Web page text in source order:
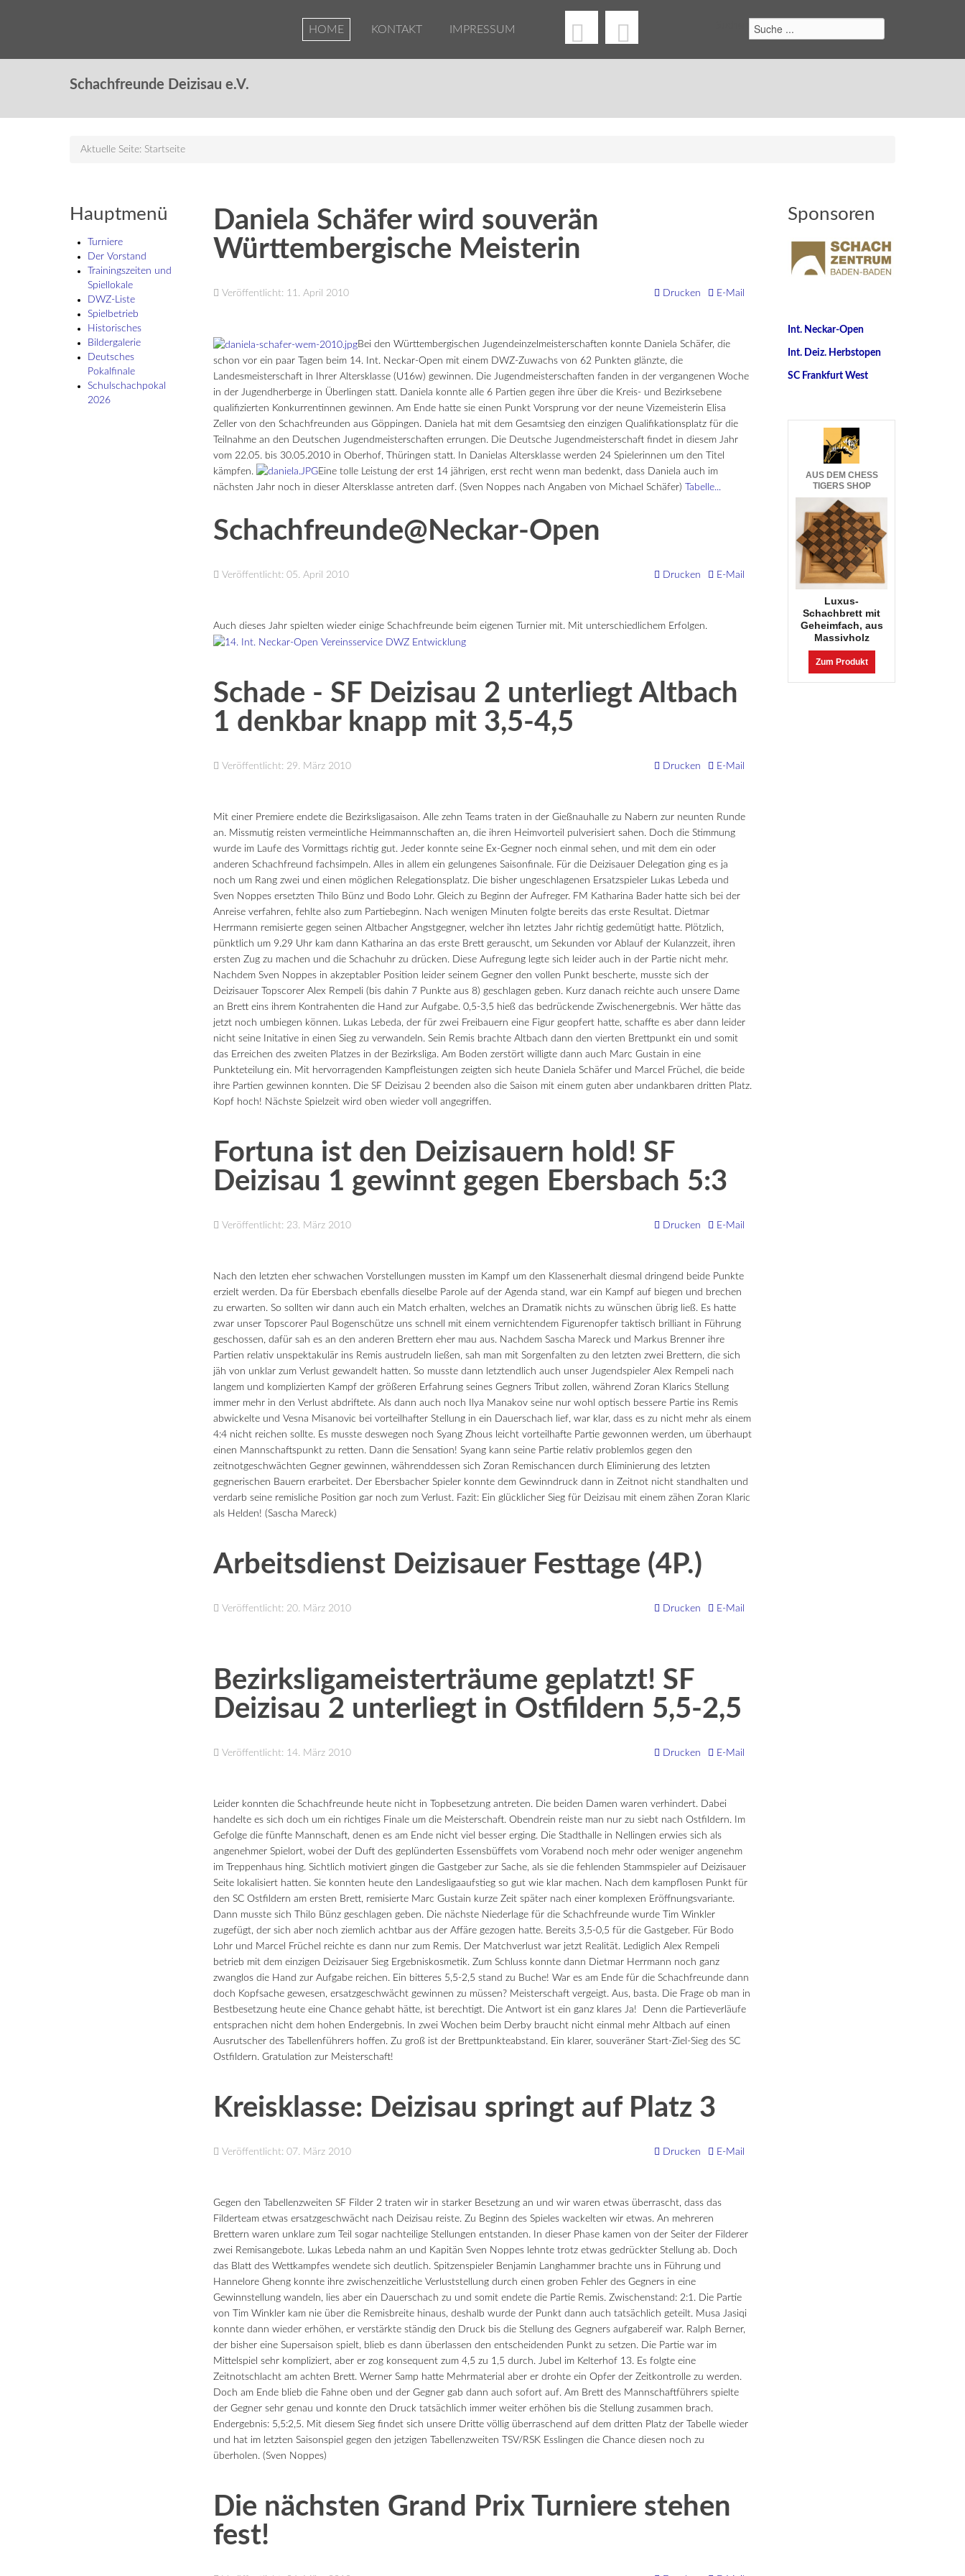
HOME KONTAKT IMPRESSUM
Schachfreunde Deizisau e.V.
Aktuelle Seite: Startseite
Daniela Schäfer wird souverän
Württembergische Meisterin
Drucken E-Mail
Veröffentlicht: 11. April 2010
Bei den Württembergischen Jugendeinzelmeisterschaften konnte Daniela Schäfer, die
schon vor ein paar Tagen beim 14. Int. Neckar-Open mit einem DWZ-Zuwachs von 62 Punkten glänzte, die
Landesmeisterschaft in Ihrer Altersklasse (U16w) gewinnen. Die Jugendmeisterschaften fanden in der vergangenen Woche
in der Jugendherberge in Überlingen statt. Daniela konnte alle 6 Partien gegen ihre über die Kreis- und Bezirksebene
qualifizierten Konkurrentinnen gewinnen. Am Ende hatte sie einen Punkt Vorsprung vor der neune Vizemeisterin Elisa
Zeller von den Schachfreunden aus Göppingen. Daniela hat mit dem Gesamtsieg den einzigen Qualifikationsplatz für die
Teilnahme an den Deutschen Jugendmeisterschaften errungen. Die Deutsche Jugendmeisterschaft findet in diesem Jahr
vom 22.05. bis 30.05.2010 in Oberhof, Thüringen statt. In Danielas Altersklasse werden 24 Spielerinnen um den Titel
kämpfen.
Eine tolle Leistung der erst 14 jährigen, erst recht wenn man bedenkt, dass Daniela auch im
nächsten Jahr noch in dieser Altersklasse antreten darf. (Sven Noppes nach Angaben von Michael Schäfer)
Tabelle...
Schachfreunde@Neckar-Open
Drucken E-Mail
Veröffentlicht: 05. April 2010
Auch dieses Jahr spielten wieder einige Schachfreunde beim eigenen Turnier mit. Mit unterschiedlichem Erfolgen.
Schade - SF Deizisau 2 unterliegt Altbach
1 denkbar knapp mit 3,5-4,5
Drucken E-Mail
Veröffentlicht: 29. März 2010
Mit einer Premiere endete die Bezirksligasaison. Alle zehn Teams traten in der Gießnauhalle zu Nabern zur neunten Runde
an. Missmutig reisten vermeintliche Heimmannschaften an, die ihren Heimvorteil pulverisiert sahen. Doch die Stimmung
wurde im Laufe des Vormittags richtig gut. Jeder konnte seine Ex-Gegner noch einmal sehen, und mit dem ein oder
anderen Schachfreund fachsimpeln. Alles in allem ein gelungenes Saisonfinale. Für die Deizisauer Delegation ging es ja
noch um Rang zwei und einen möglichen Relegationsplatz. Die bisher ungeschlagenen Ersatzspieler Lukas Lebeda und
Sven Noppes ersetzten Thilo Bünz und Bodo Lohr. Gleich zu Beginn der Aufreger. FM Katharina Bader hatte sich bei der
Anreise verfahren, fehlte also zum Partiebeginn. Nach wenigen Minuten folgte bereits das erste Resultat. Dietmar
Herrmann remisierte gegen seinen Altbacher Angstgegner, welcher ihn letztes Jahr richtig gedemütigt hatte. Plötzlich,
pünktlich um 9.29 Uhr kam dann Katharina an das erste Brett gerauscht, um Sekunden vor Ablauf der Kulanzzeit, ihren
ersten Zug zu machen und die Schachuhr zu drücken. Diese Aufregung legte sich leider auch in der Partie nicht mehr.
Nachdem Sven Noppes in akzeptabler Position leider seinem Gegner den vollen Punkt bescherte, musste sich der
Deizisauer Topscorer Alex Rempeli (bis dahin 7 Punkte aus 8) geschlagen geben. Kurz danach reichte auch unsere Dame
an Brett eins ihrem Kontrahenten die Hand zur Aufgabe. 0,5-3,5 hieß das bedrückende Zwischenergebnis. Wer hätte das
jetzt noch umbiegen können. Lukas Lebeda, der für zwei Freibauern eine Figur geopfert hatte, schaffte es aber dann leider
nicht seine Initative in einen Sieg zu verwandeln. Sein Remis brachte Altbach dann den vierten Brettpunkt ein und somit
das Erreichen des zweiten Platzes in der Bezirksliga. Am Boden zerstört willigte dann auch Marc Gustain in eine
Punkteteilung ein. Mit hervorragenden Kampfleistungen zeigten sich heute Daniela Schäfer und Marcel Früchel, die beide
ihre Partien gewinnen konnten. Die SF Deizisau 2 beenden also die Saison mit einem guten aber undankbaren dritten Platz.
Kopf hoch! Nächste Spielzeit wird oben wieder voll angegriffen.
Fortuna ist den Deizisauern hold! SF
Deizisau 1 gewinnt gegen Ebersbach 5:3
Drucken E-Mail
Veröffentlicht: 23. März 2010
Nach den letzten eher schwachen Vorstellungen mussten im Kampf um den Klassenerhalt diesmal dringend beide Punkte
erzielt werden. Da für Ebersbach ebenfalls dieselbe Parole auf der Agenda stand, war ein Kampf auf biegen und brechen
zu erwarten. So sollten wir dann auch ein Match erhalten, welches an Dramatik nichts zu wünschen übrig ließ. Es hatte
zwar unser Topscorer Paul Bogenschütze uns schnell mit einem vernichtendem Figurenopfer taktisch brilliant in Führung
geschossen, dafür sah es an den anderen Brettern eher mau aus. Nachdem Sascha Mareck und Markus Brenner ihre
Partien relativ unspektakulär ins Remis austrudeln ließen, sah man mit Sorgenfalten zu den letzten zwei Brettern, die sich
jäh von unklar zum Verlust gewandelt hatten. So musste dann letztendlich auch unser Jugendspieler Alex Rempeli nach
langem und komplizierten Kampf der größeren Erfahrung seines Gegners Tribut zollen, während Zoran Klarics Stellung
immer mehr in den Verlust abdriftete. Als dann auch noch Ilya Manakov seine nur wohl optisch bessere Partie ins Remis
abwickelte und Vesna Misanovic bei vorteilhafter Stellung in ein Dauerschach lief, war klar, dass es zu nicht mehr als einem
4:4 nicht reichen sollte. Es musste deswegen noch Syang Zhous leicht vorteilhafte Partie gewonnen werden, um überhaupt
einen Mannschaftspunkt zu retten. Dann die Sensation! Syang kann seine Partie relativ problemlos gegen den
zeitnotgeschwächten Gegner gewinnen, währenddessen sich Zoran Remischancen durch Eliminierung des letzten
gegnerischen Bauern erarbeitet. Der Ebersbacher Spieler konnte dem Gewinndruck dann in Zeitnot nicht standhalten und
verdarb seine remisliche Position gar noch zum Verlust. Fazit: Ein glücklicher Sieg für Deizisau mit einem zähen Zoran Klaric
als Helden! (Sascha Mareck)
Arbeitsdienst Deizisauer Festtage (4P.)
Drucken E-Mail
Veröffentlicht: 20. März 2010
Bezirksligameisterträume geplatzt! SF
Deizisau 2 unterliegt in Ostfildern 5,5-2,5
Drucken E-Mail
Veröffentlicht: 14. März 2010
Leider konnten die Schachfreunde heute nicht in Topbesetzung antreten. Die beiden Damen waren verhindert. Dabei
handelte es sich doch um ein richtiges Finale um die Meisterschaft. Obendrein reiste man nur zu siebt nach Ostfildern. Im
Gefolge die fünfte Mannschaft, denen es am Ende nicht viel besser erging. Die Stadthalle in Nellingen erwies sich als
angenehmer Spielort, wobei der Duft des geplünderten Essensbüffets vom Vorabend noch mehr oder weniger angenehm
im Treppenhaus hing. Sichtlich motiviert gingen die Gastgeber zur Sache, als sie die fehlenden Stammspieler auf Deizisauer
Seite lokalisiert hatten. Sie konnten heute den Landesligaaufstieg so gut wie klar machen. Nach dem kampflosen Punkt für
den SC Ostfildern am ersten Brett, remisierte Marc Gustain kurze Zeit später nach einer komplexen Eröffnungsvariante.
Dann musste sich Thilo Bünz geschlagen geben. Die nächste Niederlage für die Schachfreunde wurde Tim Winkler
zugefügt, der sich aber noch ziemlich achtbar aus der Affäre gezogen hatte. Bereits 3,5-0,5 für die Gastgeber. Für Bodo
Lohr und Marcel Früchel reichte es dann nur zum Remis. Der Matchverlust war jetzt Realität. Lediglich Alex Rempeli
betrieb mit dem einzigen Deizisauer Sieg Ergebniskosmetik. Zum Schluss konnte dann Dietmar Herrmann noch ganz
zwanglos die Hand zur Aufgabe reichen. Ein bitteres 5,5-2,5 stand zu Buche! War es am Ende für die Schachfreunde dann
doch Kopfsache gewesen, ersatzgeschwächt gewinnen zu müssen? Meisterschaft vergeigt. Aus, basta. Die Frage ob man in
Bestbesetzung heute eine Chance gehabt hätte, ist berechtigt. Die Antwort ist ein ganz klares Ja! Denn die Partieverläufe
entsprachen nicht dem hohen Endergebnis. In zwei Wochen beim Derby braucht nicht einmal mehr Altbach auf einen
Ausrutscher des Tabellenführers hoffen. Zu groß ist der Brettpunkteabstand. Ein klarer, souveräner Start-Ziel-Sieg des SC
Ostfildern. Gratulation zur Meisterschaft!
Kreisklasse: Deizisau springt auf Platz 3
Drucken E-Mail
Veröffentlicht: 07. März 2010
Gegen den Tabellenzweiten SF Filder 2 traten wir in starker Besetzung an und wir waren etwas überrascht, dass das
Filderteam etwas ersatzgeschwächt nach Deizisau reiste. Zu Beginn des Spieles wackelten wir etwas. An mehreren
Brettern waren unklare zum Teil sogar nachteilige Stellungen entstanden. In dieser Phase kamen von der Seiter der Filderer
zwei Remisangebote. Lukas Lebeda nahm an und Kapitän Sven Noppes lehnte trotz etwas gedrückter Stellung ab. Doch
das Blatt des Wettkampfes wendete sich deutlich. Spitzenspieler Benjamin Langhammer brachte uns in Führung und
Hannelore Gheng konnte ihre zwischenzeitliche Verluststellung durch einen groben Fehler des Gegners in eine
Gewinnstellung wandeln, lies aber ein Dauerschach zu und somit endete die Partie Remis. Zwischenstand: 2:1. Die Partie
von Tim Winkler kam nie über die Remisbreite hinaus, deshalb wurde der Punkt dann auch tatsächlich geteilt. Musa Jasiqi
konnte dann wieder erhöhen, er verstärkte ständig den Druck bis die Stellung des Gegners aufgabereif war. Ralph Berner,
der bisher eine Supersaison spielt, blieb es dann überlassen den entscheidenden Punkt zu setzen. Die Partie war im
Mittelspiel sehr kompliziert, aber er zog konsequent zum 4,5 zu 1,5 durch. Jubel im Kelterhof 13. Es folgte eine
Zeitnotschlacht am achten Brett. Werner Samp hatte Mehrmaterial aber er drohte ein Opfer der Zeitkontrolle zu werden.
Doch am Ende blieb die Fahne oben und der Gegner gab dann auch sofort auf. Am Brett des Mannschaftführers spielte
der Gegner sehr genau und konnte den Druck tatsächlich immer weiter erhöhen bis die Stellung zusammen brach.
Endergebnis: 5,5:2,5. Mit diesem Sieg findet sich unsere Dritte völlig überraschend auf dem dritten Platz der Tabelle wieder
und hat im letzten Saisonspiel gegen den jetzigen Tabellenzweiten TSV/RSK Esslingen die Chance diesen noch zu
überholen. (Sven Noppes)
Die nächsten Grand Prix Turniere stehen
fest!
Hauptmenü
Turniere
Der Vorstand
Trainingszeiten und
Spiellokale
DWZ-Liste
Spielbetrieb
Historisches
Bildergalerie
Deutsches
Pokalfinale
Schulschach­pokal
2026
Sponsoren
Int. Neckar-Open
Int. Deiz. Herbstopen
SC Frankfurt West
AUS DEM CHESS
TIGERS SHOP
Luxus-
Schachbrett mit
Geheimfach, aus
Massivholz
Zum Produkt